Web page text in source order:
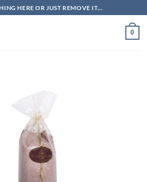
HERE OR JUST REMOVE IT...
0